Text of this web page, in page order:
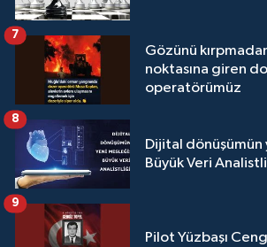
Gözünü
noktasına giren
operatörümüz
7
Dijital dönüşümün
Büyük Veri
8
Pilot Yüzbaşı
9